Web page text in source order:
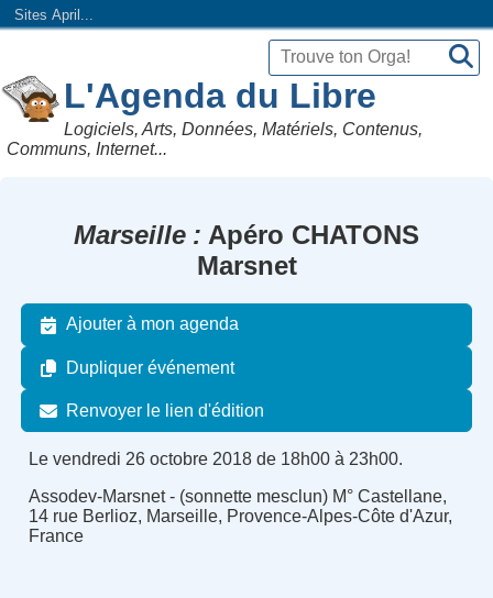
Sites April...
L'Agenda du Libre
Logiciels, Arts, Données, Matériels, Contenus,
Communs, Internet...
Marseille
Apéro CHATONS
Marsnet
Ajouter à mon agenda
Dupliquer événement
Renvoyer le lien d'édition
Le vendredi 26 octobre 2018 de 18h00 à 23h00.
Assodev-Marsnet - (sonnette mesclun) M° Castellane,
14 rue Berlioz, Marseille, Provence-Alpes-Côte d'Azur,
France